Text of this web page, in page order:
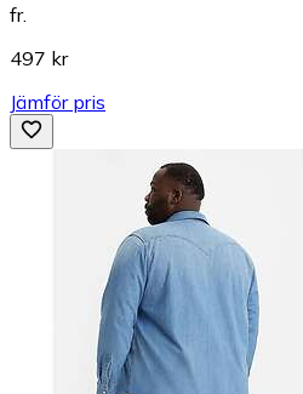
fr.
497 kr
Jämför pris